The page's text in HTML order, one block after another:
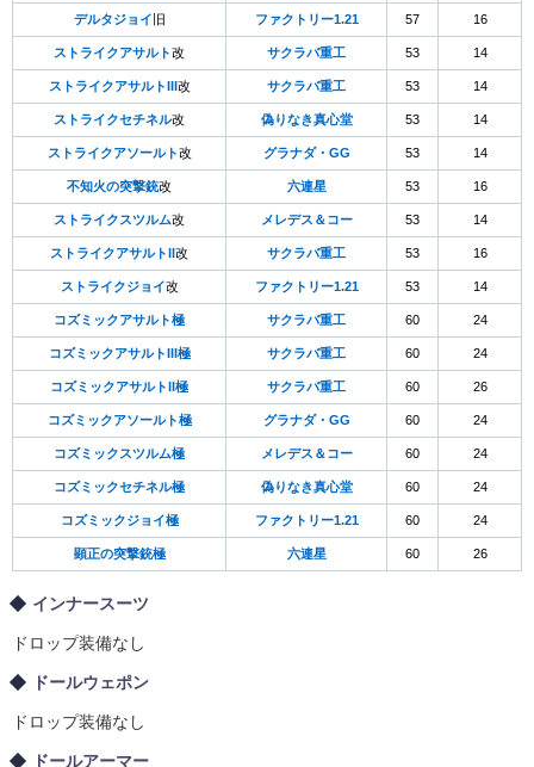
デルタジョイ 旧 ファクトリー1.21 57 16
ストライクアサルト改 サクラバ重工 53 14
ストライクアサルトIII 改 サクラバ重工 53 14
ストライクセチネル改 偽りなき真心堂 53 14
ストライクアソールト改 グラナダ・GG 53 14
不知火の突撃銃改 六連星 53 16
ストライクスツルム改 メレデス＆コー 53 14
ストライクアサルトII 改 サクラバ重工 53 16
ストライクジョイ改 ファクトリー1.21 53 14
コズミックアサルト極 サクラバ重工 60 24
コズミックアサルトIII極 サクラバ重工 60 24
コズミックアサルトII極 サクラバ重工 60 26
コズミックアソールト極 グラナダ・GG 60 24
コズミックスツルム極 メレデス＆コー 60 24
コズミックセチネル極 偽りなき真心堂 60 24
コズミックジョイ極 ファクトリー1.21 60 24
顕正の突撃銃極 六連星 60 26
インナースーツ
ドロップ装備なし
ドールウェポン
ドロップ装備なし
ドールアーマー